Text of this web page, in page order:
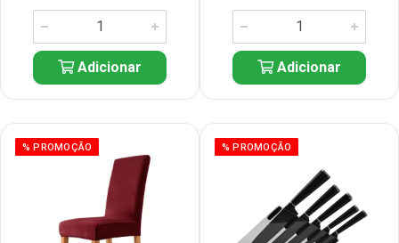
Adicionar Adicionar
% PROMOÇÃO % PROMOÇÃO